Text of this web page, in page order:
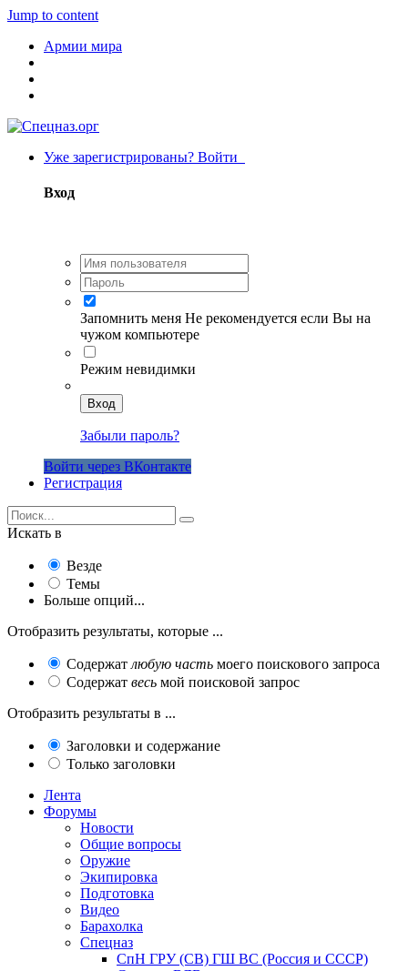
Jump to content
Армии мира
Уже зарегистрированы? Войти
Вход
Запомнить меня Не рекомендуется если Вы на
чужом компьютере
Режим невидимки
Вход
Забыли пароль?
Войти через ВКонтакте
Регистрация
Искать в
Везде
Темы
Больше опций...
Отобразить результаты, которые ...
Содержат любую часть моего поискового запроса
Содержат весь мой поисковой запрос
Отобразить результаты в ...
Заголовки и содержание
Только заголовки
Лента
Форумы
Новости
Общие вопросы
Оружие
Экипировка
Подготовка
Видео
Барахолка
Спецназ
СпН ГРУ (СВ) ГШ ВС (Россия и СССР)